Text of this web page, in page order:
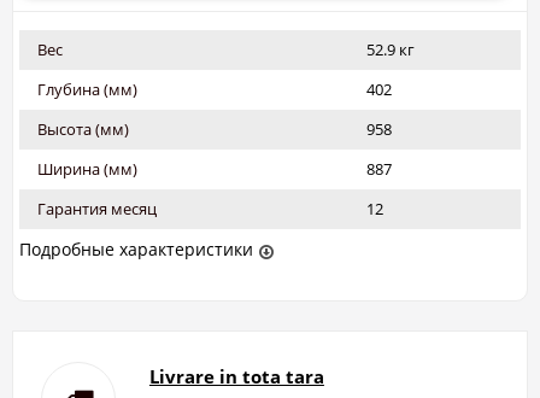
Вес
52.9 кг
Глубина (мм)
402
Высота (мм)
958
Ширина (мм)
887
Гарантия месяц
12
Подробные характеристики
Livrare in tota tara